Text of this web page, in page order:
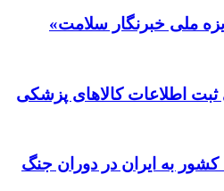
ملی خبرنگار سلامت»